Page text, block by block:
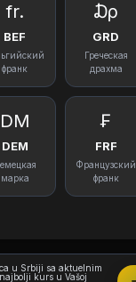
fr.
BEF
франк
₯
GRD
Греческая
драхма
DM
DEM
марка
₣
FRF
Французский
франк
u Srbiji sa aktuelnim
kurs u Vašoj